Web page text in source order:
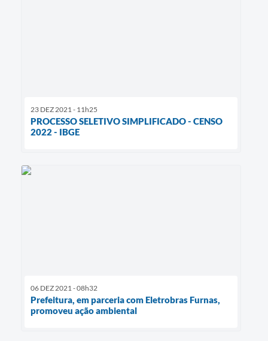
23 DEZ 2021 - 11h25
PROCESSO SELETIVO SIMPLIFICADO - CENSO
2022 - IBGE
06 DEZ 2021 - 08h32
Prefeitura, em parceria com Eletrobras Furnas,
promoveu ação ambiental